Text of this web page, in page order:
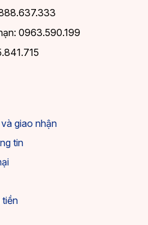
0963.590.199
giao nhận
tin
tiền